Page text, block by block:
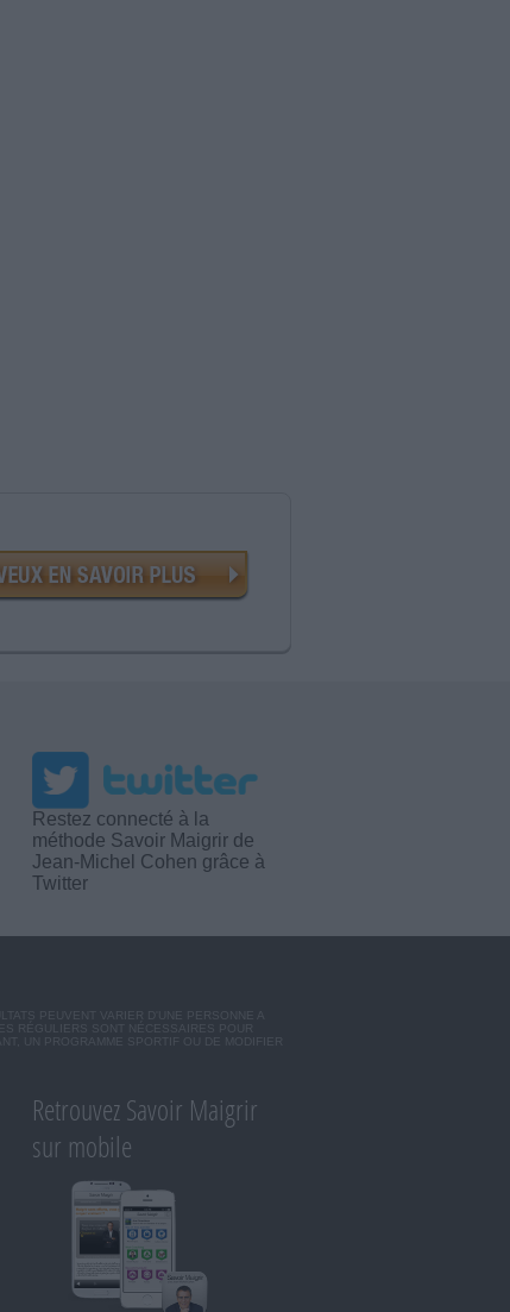
Restez connecté à la
méthode Savoir Maigrir de
Jean-Michel Cohen grâce à
Twitter
PEUVENT VARIER D'UNE PERSONNE A
RÉGULIERS SONT NÉCESSAIRES POUR
UN PROGRAMME SPORTIF OU DE MODIFIER
Retrouvez Savoir Maigrir
sur mobile